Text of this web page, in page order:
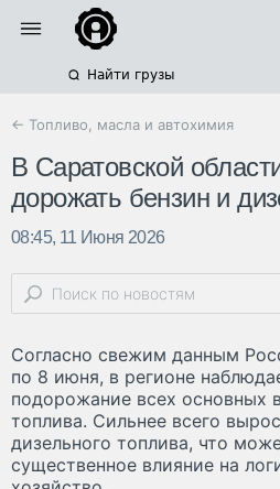
Найти грузы
← Топливо, масла и автохимия
В Саратовской
дорожать бензин и
08:45, 11 Июня 2026
Согласно свежим данным
по 8 июня, в регионе
подорожание всех основных
топлива. Сильнее всего
дизельного топлива, что
существенное влияние на